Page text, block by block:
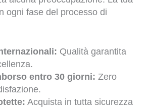
ogni fase del processo di
Qualità garantita
entro 30 giorni: Zero
Acquista in tutta sicurezza